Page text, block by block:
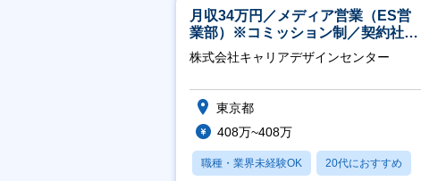
月収34万円／メディア営業（ES営
業部）※コミッション制／契約社員
※4年目以降無期化
株式会社キャリアデザインセンター
東京都
408万~408万
職種・業界未経験OK 20代におすすめ